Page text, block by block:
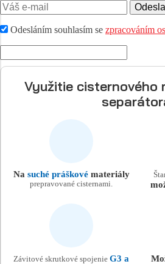
Odesláním souhlasím se zpracováním
Využitie cisternového
Na suché práškovémateriály
prepravované cisternami.
Závitové skrutkové spojenie G3 a